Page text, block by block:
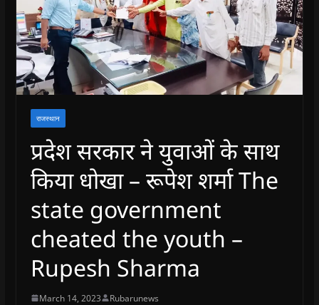
राजस्थान
प्रदेश सरकार ने युवाओं के साथ
किया धोखा – रूपेश शर्मा The
state government
cheated the youth –
Rupesh Sharma
March 14, 2023 Rubarunews